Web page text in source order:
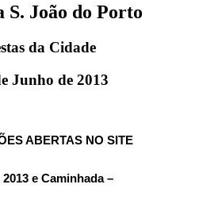
S. João do Porto
da Cidade
Junho de 2013
ABERTAS NO SITE
e Caminhada –